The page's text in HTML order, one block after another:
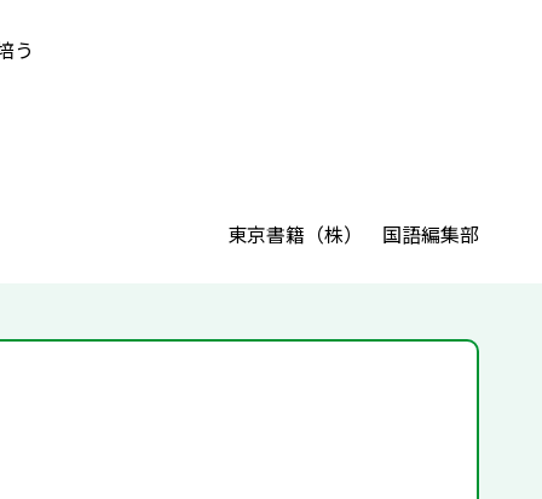
う
東京書籍（株） 国語編集部